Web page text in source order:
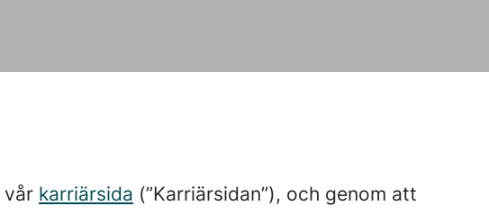
vår karriärsida (”Karriärsidan”), och genom att